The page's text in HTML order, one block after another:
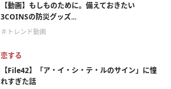
【動画】もしものために。備えておきたい
3COINSの防災グッズ...
＃トレンド動画
恋する
【File42】「ア・イ・シ・テ・ルのサイン」に憧
れすぎた話